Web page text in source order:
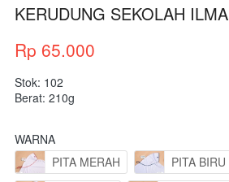
KERUDUNG SEKOLAH ILMA
Rp 65.000
Stok: 102
Berat: 210g
WARNA
PITA MERAH
PITA BIRU